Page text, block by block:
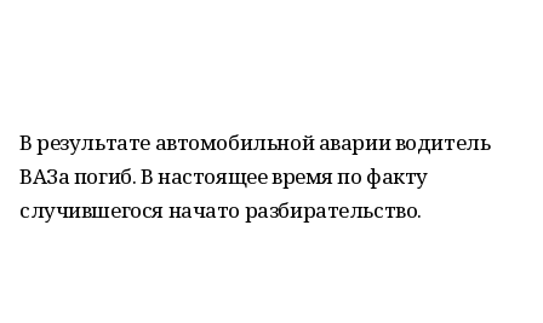
В результате автомобильной аварии водитель
ВАЗа погиб. В настоящее время по факту
случившегося начато разбирательство.